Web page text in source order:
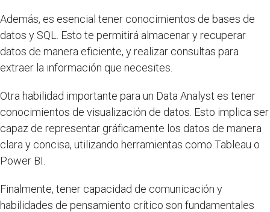
Además, es esencial tener conocimientos de bases de
datos y SQL. Esto te permitirá almacenar y recuperar
datos de manera eficiente, y realizar consultas para
extraer la información que necesites.
Otra habilidad importante para un Data Analyst es tener
conocimientos de visualización de datos. Esto implica ser
capaz de representar gráficamente los datos de manera
clara y concisa, utilizando herramientas como Tableau o
Power BI.
Finalmente, tener capacidad de comunicación y
habilidades de pensamiento crítico son fundamentales